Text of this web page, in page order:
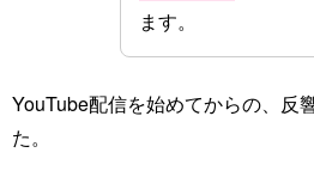
ます。
YouTube配信を始めてからの、反
た。